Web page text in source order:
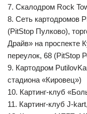
7. Скалодром Rock
8. Сеть картодромов
(PitStop Пулково),
Драйв» на проспекте
переулок, 68 (PitStop
9. Картодром
стадиона «Кировец»)
10. Картинг-клуб
11. Картинг-клуб J-